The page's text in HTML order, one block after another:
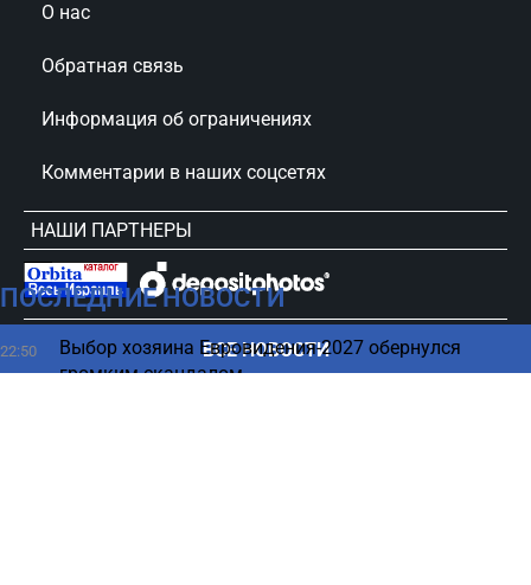
ПОСЛЕДНИЕ НОВОСТИ
22:50
Выбор хозяина Евровидения-2027 обернулся
громким скандалом
ВСЕ НОВОСТИ
О нас
Обратная связь
Информация об ограничениях
Комментарии в наших соцсетях
НАШИ ПАРТНЕРЫ
сursorinfo.co.il © Все права защищены